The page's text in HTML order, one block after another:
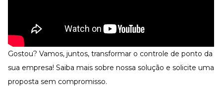
Gostou? Vamos, juntos, transformar o controle de ponto da
sua empresa! Saiba mais sobre nossa solução e solicite uma
proposta sem compromisso.